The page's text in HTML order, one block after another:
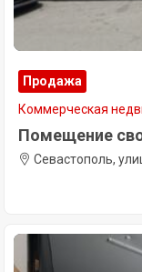
Продажа
Коммерческая
Помещение
Севастополь,